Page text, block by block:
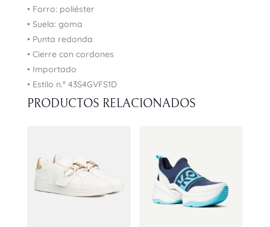
• Forro: poliéster
• Suela: goma
• Punta redonda
• Cierre con cordones
• Importado
• Estilo n.° 43S4GVFS1D
PRODUCTOS RELACIONADOS